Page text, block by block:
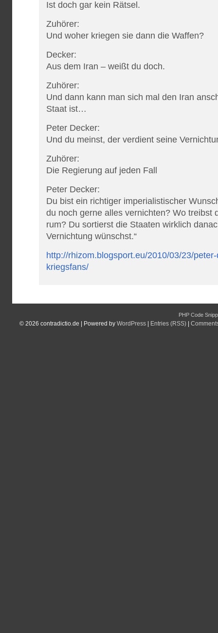
Ist doch gar kein Rätsel.
Zuhörer:
Und woher kriegen sie dann die Waffen?
Decker:
Aus dem Iran – weißt du doch.
Zuhörer:
Und dann kann man sich mal den Iran
Staat ist…
Peter Decker:
Und du meinst, der verdient seine
Zuhörer:
Die Regierung auf jeden Fall
Peter Decker:
Du bist ein richtiger imperialistischer
du noch gerne alles vernichten? Wo treibst
rum? Du sortierst die Staaten wirklich
Vernichtung wünschst.“
http://rhizom.blogsport.eu/2010/03/23/
kriegsfans/
PHP Code
© 2026 contradictio.de | Powered by WordPress | Entries (RSS) |